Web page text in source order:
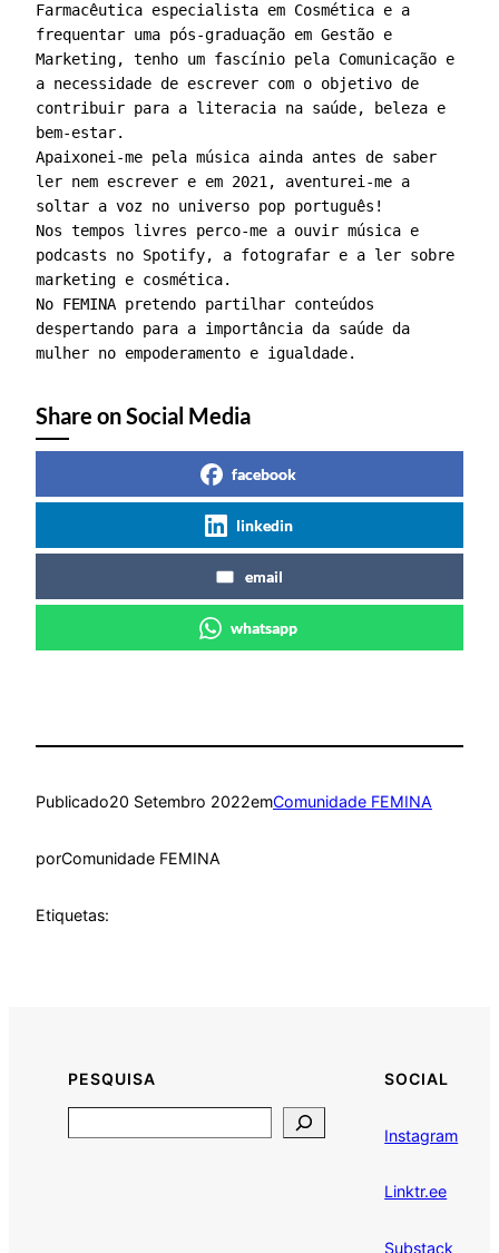
Farmacêutica especialista em Cosmética e a
frequentar uma pós-graduação em Gestão e
Marketing, tenho um fascínio pela Comunicação e
a necessidade de escrever com o objetivo de
contribuir para a literacia na saúde, beleza e
bem-estar.
Apaixonei-me pela música ainda antes de saber
ler nem escrever e em 2021, aventurei-me a
soltar a voz no universo pop português!
Nos tempos livres perco-me a ouvir música e
podcasts no Spotify, a fotografar e a ler sobre
marketing e cosmética.
No FEMINA pretendo partilhar conteúdos
despertando para a importância da saúde da
mulher no empoderamento e igualdade.
Share on Social Media
facebook
linkedin
email
whatsapp
Publicado20 Setembro 2022emComunidade FEMINA
porComunidade FEMINA
Etiquetas:
PESQUISA SOCIAL
Instagram
Linktr.ee
Substack